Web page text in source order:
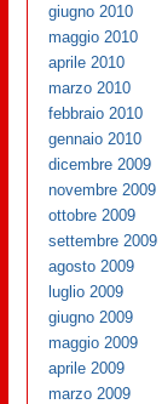
giugno 2010
maggio 2010
aprile 2010
marzo 2010
febbraio 2010
gennaio 2010
dicembre 2009
novembre 2009
ottobre 2009
settembre 2009
agosto 2009
luglio 2009
giugno 2009
maggio 2009
aprile 2009
marzo 2009